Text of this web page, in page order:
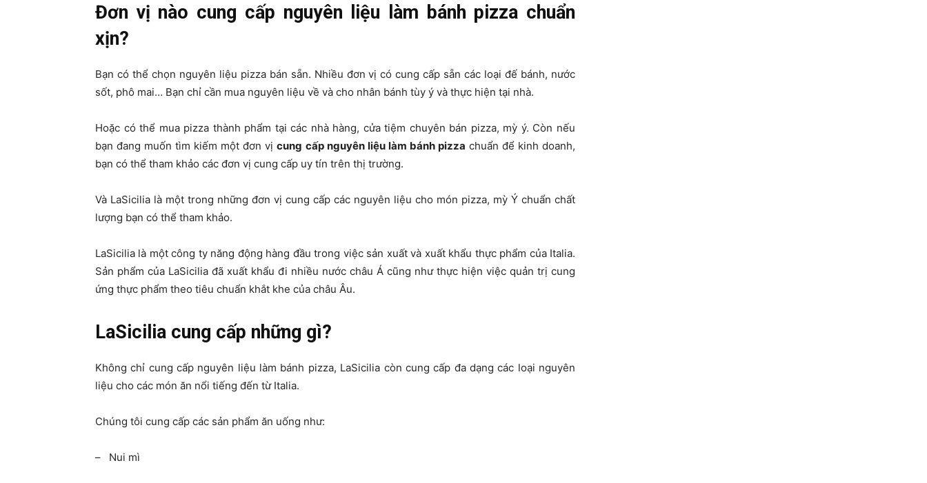
Đơn vị nào cung cấp nguyên liệu làm bánh pizza chuẩn
xịn?
Bạn có thể chọn nguyên liệu pizza bán sẵn. Nhiều đơn vị có cung cấp sẵn các loại đế bánh, nước
sốt, phô mai… Bạn chỉ cần mua nguyên liệu về và cho nhân bánh tùy ý và thực hiện tại nhà.
Hoặc có thể mua pizza thành phẩm tại các nhà hàng, cửa tiệm chuyên bán pizza, mỳ ý. Còn nếu
bạn đang muốn tìm kiếm một đơn vịcung cấp nguyên liệu làm bánh pizza chuẩn để kinh doanh,
bạn có thể tham khảo các đơn vị cung cấp uy tín trên thị trường.
Và LaSicilia là một trong những đơn vị cung cấp các nguyên liệu cho món pizza, mỳ Ý chuẩn chất
lượng bạn có thể tham khảo.
LaSicilia là một công ty năng động hàng đầu trong việc sản xuất và xuất khẩu thực phẩm của Italia.
Sản phẩm của LaSicilia đã xuất khẩu đi nhiều nước châu Á cũng như thực hiện việc quản trị cung
ứng thực phẩm theo tiêu chuẩn khắt khe của châu Âu.
LaSicilia cung cấp những gì?
Không chỉ cung cấp nguyên liệu làm bánh pizza, LaSicilia còn cung cấp đa dạng các loại nguyên
liệu cho các món ăn nổi tiếng đến từ Italia.
Chúng tôi cung cấp các sản phẩm ăn uống như:
– Nui mì